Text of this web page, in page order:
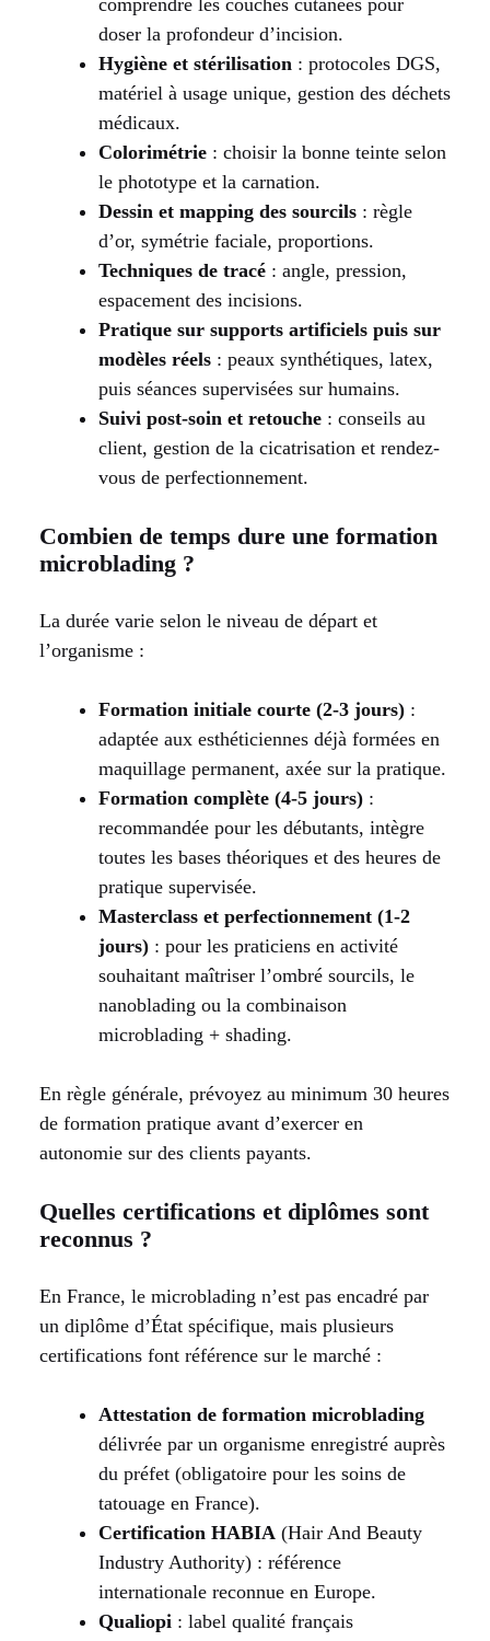
doser la profondeur d’incision.
Hygiène et stérilisation : protocoles DGS,
matériel à usage unique, gestion des déchets
médicaux.
Colorimétrie : choisir la bonne teinte selon
le phototype et la carnation.
Dessin et mapping des sourcils : règle
d’or, symétrie faciale, proportions.
Techniques de tracé : angle, pression,
espacement des incisions.
Pratique sur supports artificiels puis sur
modèles réels : peaux synthétiques, latex,
puis séances supervisées sur humains.
Suivi post-soin et retouche : conseils au
client, gestion de la cicatrisation et rendez-
vous de perfectionnement.
Combien de temps dure une formation
microblading ?
La durée varie selon le niveau de départ et
l’organisme :
Formation initiale courte (2-3 jours) :
adaptée aux esthéticiennes déjà formées en
maquillage permanent, axée sur la pratique.
Formation complète (4-5 jours) :
recommandée pour les débutants, intègre
toutes les bases théoriques et des heures de
pratique supervisée.
Masterclass et perfectionnement (1-2
jours) : pour les praticiens en activité
souhaitant maîtriser l’ombré sourcils, le
nanoblading ou la combinaison
microblading + shading.
En règle générale, prévoyez au minimum 30 heures
de formation pratique avant d’exercer en
autonomie sur des clients payants.
Quelles certifications et diplômes sont
reconnus ?
En France, le microblading n’est pas encadré par
un diplôme d’État spécifique, mais plusieurs
certifications font référence sur le marché :
Attestation de formation microblading
délivrée par un organisme enregistré auprès
du préfet (obligatoire pour les soins de
tatouage en France).
Certification HABIA (Hair And Beauty
Industry Authority) : référence
internationale reconnue en Europe.
Qualiopi : label qualité français